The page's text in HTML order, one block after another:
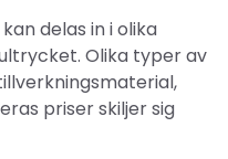
delas in i olika
Olika typer av
priser skiljer sig